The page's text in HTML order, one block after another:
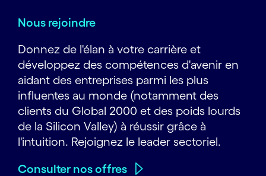
Nous rejoindre
Donnez de l'élan à votre carrière et
développez des compétences d'avenir en
aidant des entreprises parmi les plus
influentes au monde (notamment des
clients du Global 2000 et des poids lourds
de la Silicon Valley) à réussir grâce à
l'intuition. Rejoignez le leader sectoriel.
Consulter nos offres